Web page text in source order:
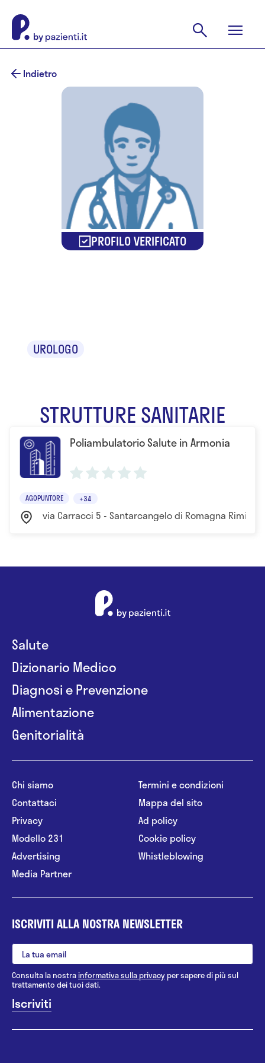
Indietro
PROFILO VERIFICATO
UROLOGO
STRUTTURE SANITARIE
Poliambulatorio Salute in Armonia
AGOPUNTORE +34
via Carracci 5 - Santarcangelo di Romagna Rimini
Salute
Dizionario Medico
Diagnosi e Prevenzione
Alimentazione
Genitorialità
Chi siamo
Contattaci
Privacy
Modello 231
Advertising
Media Partner
Termini e condizioni
Mappa del sito
Ad policy
Cookie policy
Whistleblowing
ISCRIVITI ALLA NOSTRA NEWSLETTER
Consulta la nostrainformativa sulla privacy per sapere di più sul
trattamento dei tuoi dati.